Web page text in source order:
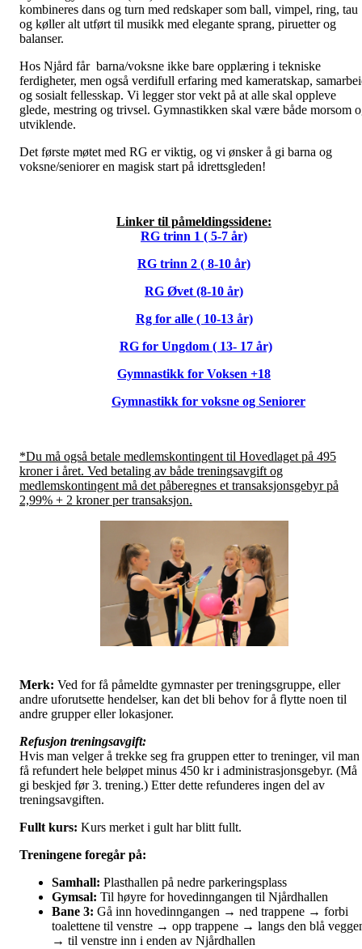
kombineres dans og turn med redskaper som ball, vimpel, ring, tau
og køller alt utført til musikk med elegante sprang, piruetter og
balanser.
Hos Njård får barna/voksne ikke bare opplæring i tekniske
ferdigheter, men også verdifull erfaring med kameratskap,
og sosialt fellesskap. Vi legger stor vekt på at alle skal oppleve
glede, mestring og trivsel. Gymnastikken skal være både morsom
utviklende.
Det første møtet med RG er viktig, og vi ønsker å gi barna og
voksne/seniorer en magisk start på idrettsgleden!
Linker til påmeldingssidene:
RG trinn 1 ( 5-7 år)
RG trinn 2 ( 8-10 år)
RG Øvet (8-10 år)
Rg for alle ( 10-13 år)
RG for Ungdom ( 13- 17 år)
Gymnastikk for Voksen +18
Gymnastikk for voksne og Seniorer
*Du må også betale medlemskontingent til Hovedlaget på 495
kroner i året. Ved betaling av både treningsavgift og
medlemskontingent må det påberegnes et transaksjonsgebyr på
2,99% + 2 kroner per transaksjon.
Merk: Ved for få påmeldte gymnaster per treningsgruppe, eller
andre uforutsette hendelser, kan det bli behov for å flytte noen til
andre grupper eller lokasjoner.
Refusjon treningsavgift:
Hvis man velger å trekke seg fra gruppen etter to treninger, vil man
få refundert hele beløpet minus 450 kr i administrasjonsgebyr. (Må
gi beskjed før 3. trening.) Etter dette refunderes ingen del av
treningsavgiften.
Fullt kurs: Kurs merket i gult har blitt fullt.
Treningene foregår på:
Samhall: Plasthallen på nedre parkeringsplass
Gymsal: Til høyre for hovedinngangen til Njårdhallen
Bane 3: Gå inn hovedinngangen → ned trappene → forbi
toalettene til venstre → opp trappene → langs den blå
→ til venstre inn i enden av Njårdhallen